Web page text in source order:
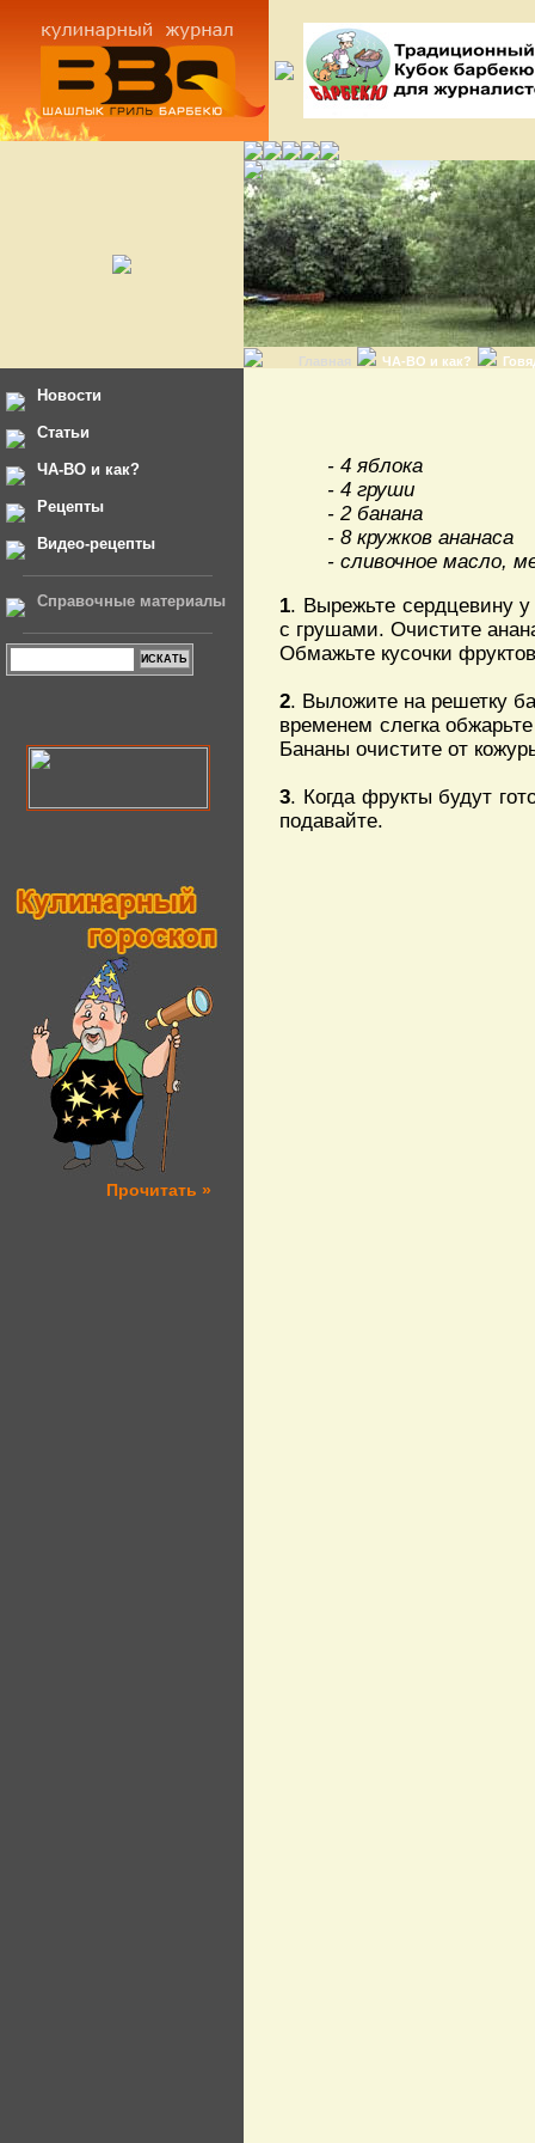
Главная ЧА-ВО и как?
Новости
Статьи
ЧА-ВО и как?
Рецепты
Видео-рецепты
Справочные материалы
Прочитать »
- 4 яблока
- 4 груши
- 2 банана
- 8 кружков ананаса
- сливочное масло,
1. Вырежьте сердцевину
с грушами. Очистите
Обмажьте кусочки
2. Выложите на решетку
временем слегка
Бананы очистите от
3. Когда фрукты будут
подавайте.